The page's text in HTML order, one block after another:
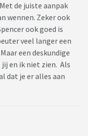
de juiste aanpak
wennen. Zeker ook
ook goed is
veel langer een
een deskundige
en ik niet zien. Als
dat je er alles aan